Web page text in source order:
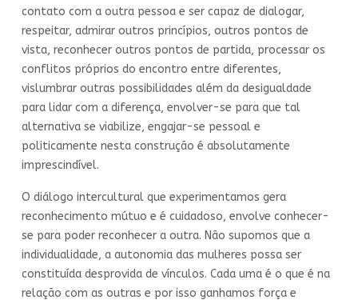
contato com a outra pessoa e ser capaz de dialogar,
respeitar, admirar outros princípios, outros pontos de
vista, reconhecer outros pontos de partida, processar os
conflitos próprios do encontro entre diferentes,
vislumbrar outras possibilidades além da desigualdade
para lidar com a diferença, envolver-se para que tal
alternativa se viabilize, engajar-se pessoal e
politicamente nesta construção é absolutamente
imprescindível.
O diálogo intercultural que experimentamos gera
reconhecimento mútuo e é cuidadoso, envolve conhecer-
se para poder reconhecer a outra. Não supomos que a
individualidade, a autonomia das mulheres possa ser
constituída desprovida de vínculos. Cada uma é o que é na
relação com as outras e por isso ganhamos força e